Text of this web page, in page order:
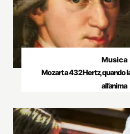
Musica
Mozart a 432 Hertz, quando
all’anima